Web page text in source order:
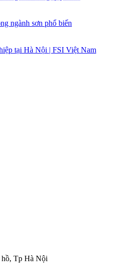
ngành sơn phổ biến
tại Hà Nội | FSI Việt Nam
Tp Hà Nội